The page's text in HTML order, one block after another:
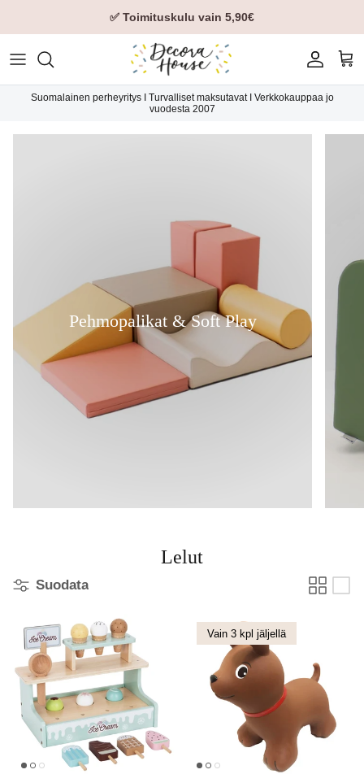
✅ Toimituskulu vain 5,90€
Tili
Suomalainen perheyritys I Turvalliset maksutavat I Verkkokauppaa jo
vuodesta 2007
Pehmopalikat & Soft Play
Lelut
Suodata
Vain 3 kpl jäljellä